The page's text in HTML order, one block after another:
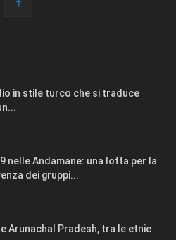
in stile turco che si traduce
nelle Andamane: una lotta per la
dei gruppi...
e Arunachal Pradesh, tra le etnie